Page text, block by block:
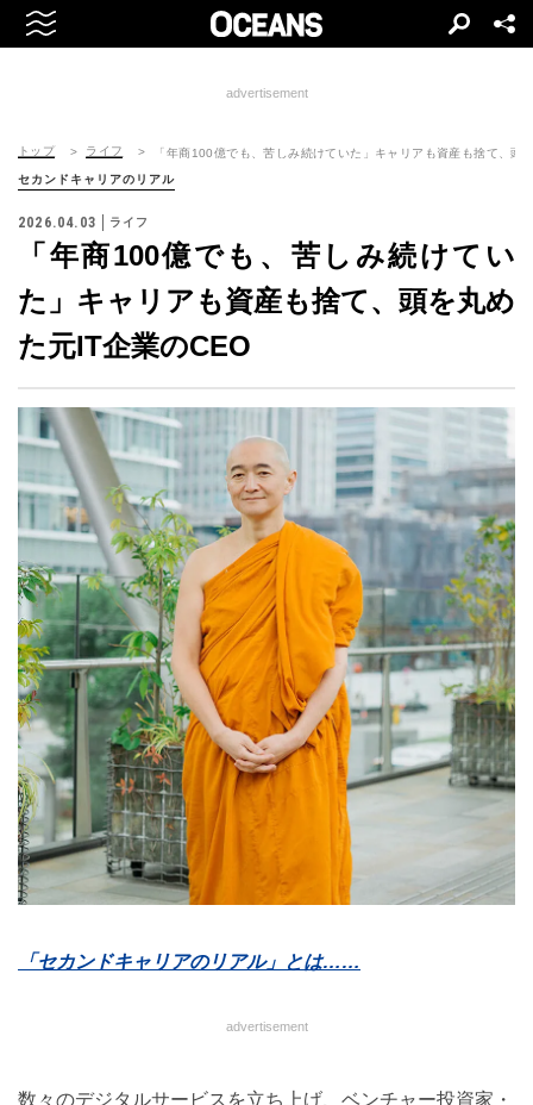
advertisement
トップ ライフ 「年商100億でも、苦しみ続けていた」キャリアも資産も捨て、頭
セカンドキャリアのリアル
2026.04.03 ライフ
「年商100億でも、苦しみ続けてい
た」キャリアも資産も捨て、頭を丸め
た元IT企業のCEO
「セカンドキャリアのリアル」とは……
advertisement
数々のデジタルサービスを立ち上げ、ベンチャー投資家・